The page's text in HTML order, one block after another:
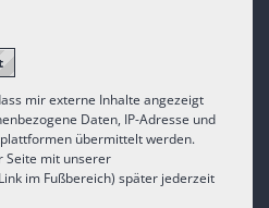
mir externe Inhalte angezeigt
Daten, IP-Adresse und
übermittelt werden.
Seite mit unserer
im Fußbereich) später jederzeit